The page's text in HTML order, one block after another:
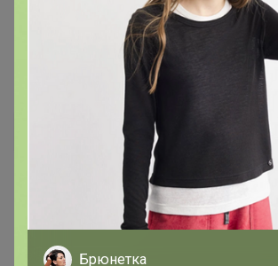
Правила совместных
Соглашение пользователя
конфиденциальности
Обработка
Зарегистрироваться
Брюнетка